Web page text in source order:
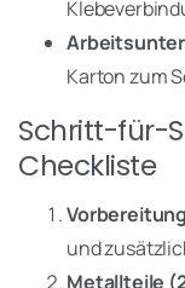
Karton zum
Schritt-für-
Checkliste
und
Metallteile